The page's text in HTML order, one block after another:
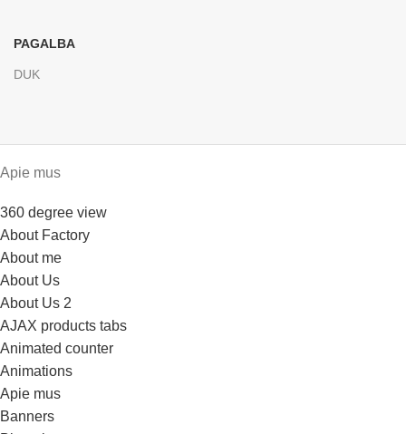
PAGALBA
DUK
Apie mus
360 degree view
About Factory
About me
About Us
About Us 2
AJAX products tabs
Animated counter
Animations
Apie mus
Banners